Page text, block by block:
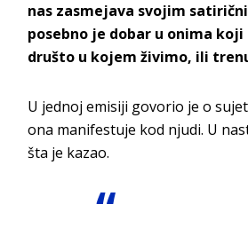
nas zasmejava svojim
posebno je dobar u onima
društo u kojem živimo, ili
U jednoj emisiji govorio je o
ona manifestuje kod njudi. U
šta je kazao.